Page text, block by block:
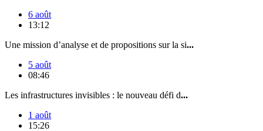
6 août
13:12
Une mission d’analyse et de propositions sur la si...
5 août
08:46
Les infrastructures invisibles : le nouveau défi d...
1 août
15:26